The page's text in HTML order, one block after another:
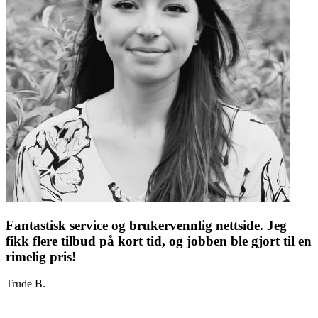
Fantastisk service og brukervennlig nettside. Jeg
fikk flere tilbud på kort tid, og jobben ble gjort til en
rimelig pris!
Trude B.